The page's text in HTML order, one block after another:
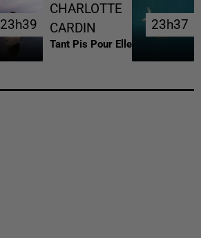
23h39
23h39
CHARLOTTE
CARDIN
Tant Pis Pour Elle
23h37
23h37